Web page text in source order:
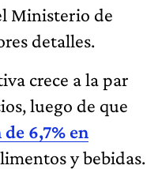
Ministerio de
detalles.
crece a la par
luego de que
6,7% en
y bebidas.